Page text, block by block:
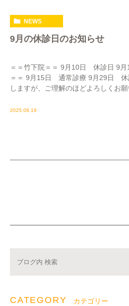
NEWS
9月の休診日のお知らせ
＝＝竹下院＝＝ 9月10日 休診日 9
＝＝ 9月15日 通常診療 9月29日 休
しますが、ご理解のほどよろしくお願
2025.08.19
CATEGORY カテゴリー